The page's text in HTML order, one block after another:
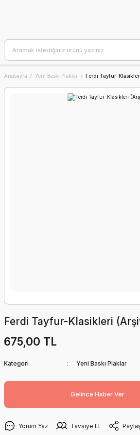
Anasayfa Yeni Baskı Plaklar Ferdi Tayfur-
Ferdi Tayfur-Klasikleri
675,00 TL
Kategori Yeni Baskı Plaklar
Gelince Haber Ver
Yorum Yaz Tavsiye Et